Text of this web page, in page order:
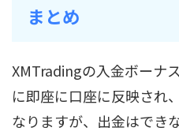
まとめ
XMTradingの入金ボーナ
に即座に口座に反映され
なりますが、出金はでき